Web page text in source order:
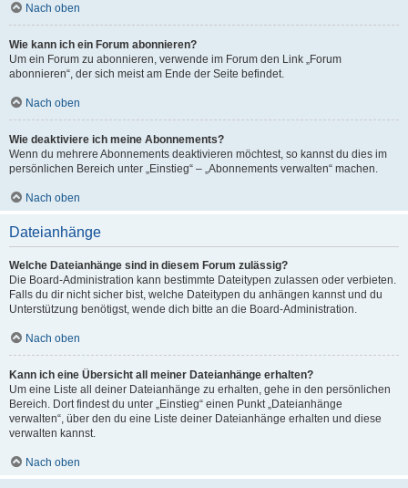
Nach oben
Wie kann ich ein Forum abonnieren?
Um ein Forum zu abonnieren, verwende im Forum den Link „Forum
abonnieren“, der sich meist am Ende der Seite befindet.
Nach oben
Wie deaktiviere ich meine Abonnements?
Wenn du mehrere Abonnements deaktivieren möchtest, so kannst du dies im
persönlichen Bereich unter „Einstieg“ – „Abonnements verwalten“ machen.
Nach oben
Dateianhänge
Welche Dateianhänge sind in diesem Forum zulässig?
Die Board-Administration kann bestimmte Dateitypen zulassen oder verbieten.
Falls du dir nicht sicher bist, welche Dateitypen du anhängen kannst und du
Unterstützung benötigst, wende dich bitte an die Board-Administration.
Nach oben
Kann ich eine Übersicht all meiner Dateianhänge erhalten?
Um eine Liste all deiner Dateianhänge zu erhalten, gehe in den persönlichen
Bereich. Dort findest du unter „Einstieg“ einen Punkt „Dateianhänge
verwalten“, über den du eine Liste deiner Dateianhänge erhalten und diese
verwalten kannst.
Nach oben